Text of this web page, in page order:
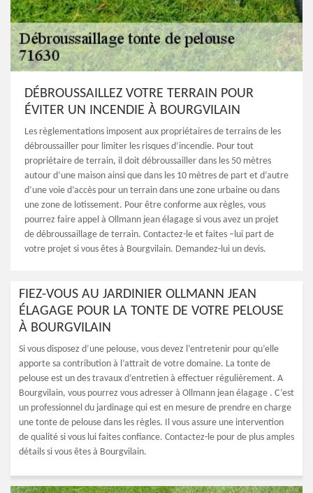
DÉBROUSSAILLEZ VOTRE TERRAIN POUR
ÉVITER UN INCENDIE À BOURGVILAIN
Les règlementations imposent aux propriétaires de terrains de les
débroussailler pour limiter les risques d’incendie. Pour tout
propriétaire de terrain, il doit débroussailler dans les 50 mètres
autour d’une maison ainsi que dans les 10 mètres de part et d’autre
d’une voie d’accès pour un terrain dans une zone urbaine ou dans
une zone de lotissement. Pour être conforme aux règles, vous
pourrez faire appel à Ollmann jean élagage si vous avez un projet
de débroussaillage de terrain. Contactez-le et faites –lui part de
votre projet si vous êtes à Bourgvilain. Demandez-lui un devis.
FIEZ-VOUS AU JARDINIER OLLMANN JEAN
ÉLAGAGE POUR LA TONTE DE VOTRE PELOUSE
À BOURGVILAIN
Si vous disposez d’une pelouse, vous devez l’entretenir pour qu’elle
apporte sa contribution à l’attrait de votre domaine. La tonte de
pelouse est un des travaux d’entretien à effectuer régulièrement. A
Bourgvilain, vous pourrez vous adresser à Ollmann jean élagage . C’est
un professionnel du jardinage qui est en mesure de prendre en charge
une tonte de pelouse dans les règles. Il vous assure une intervention
de qualité si vous lui faites confiance. Contactez-le pour de plus amples
détails si vous êtes à Bourgvilain.